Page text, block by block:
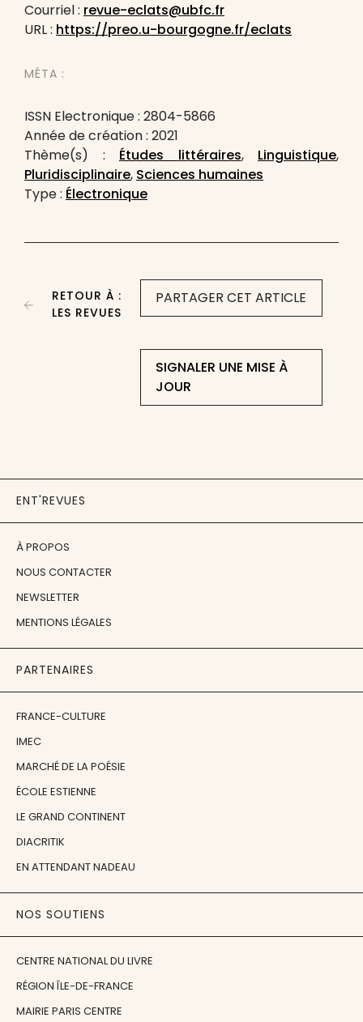
Courriel : revue-eclats@ubfc.fr
URL : https://preo.u-bourgogne.fr/eclats
MÉTA :
ISSN Electronique : 2804-5866
Année de création : 2021
Thème(s) : Études littéraires, Linguistique,
Pluridisciplinaire, Sciences humaines
Type : Électronique
PARTAGER CET ARTICLE
SIGNALER UNE MISE À
JOUR
RETOUR À :
LES REVUES
ENT'REVUES
À PROPOS
NOUS CONTACTER
NEWSLETTER
MENTIONS LÉGALES
PARTENAIRES
FRANCE-CULTURE
IMEC
MARCHÉ DE LA POÉSIE
ÉCOLE ESTIENNE
LE GRAND CONTINENT
DIACRITIK
EN ATTENDANT NADEAU
NOS SOUTIENS
CENTRE NATIONAL DU LIVRE
RÉGION ÎLE-DE-FRANCE
MAIRIE PARIS CENTRE